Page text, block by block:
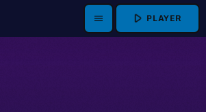
menu play_arrow PLAYER